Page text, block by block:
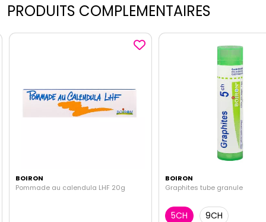
PRODUITS COMPLEMENTAIRES
BOIRON
Pommade au calendula LHF 20g
BOIRON
Graphites tube granule
5CH 9CH